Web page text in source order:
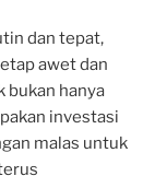
dan tepat,
awet dan
bukan hanya
investasi
malas untuk